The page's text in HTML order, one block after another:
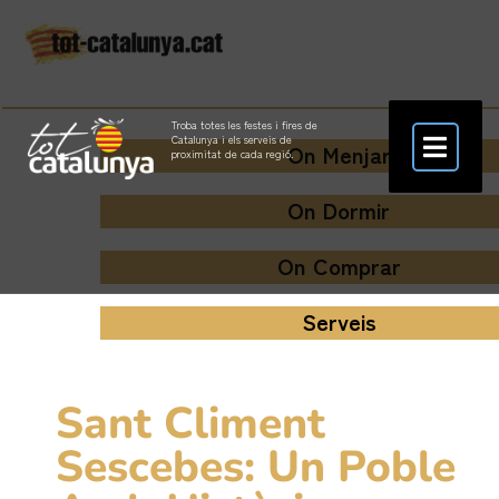
Troba totes les festes i fires de
Catalunya i els serveis de
proximitat de cada regió.On Menjar
On Dormir
On Comprar
Serveis
Sant Climent
Sescebes: Un Poble